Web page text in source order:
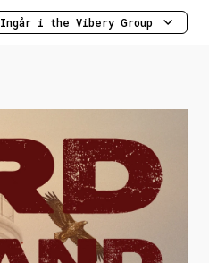
Ingår i the Vibery Group